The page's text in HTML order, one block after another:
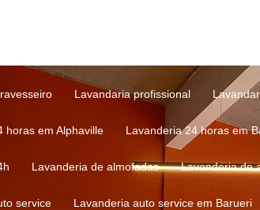
Lavandaria profissional
horas em Alphaville Lavanderia 24 horas em
Lavanderia de almofadas Lavanderia de
service Lavanderia auto service em Barueri